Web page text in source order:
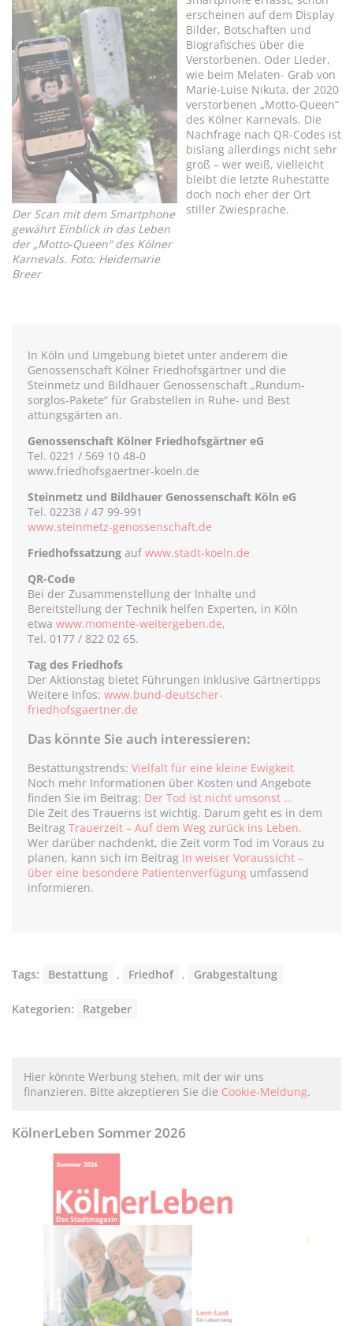
Der Scan mit dem Smartphone
gewährt Einblick in das Leben
der „Motto-Queen“ des Kölner
Karnevals. Foto: Heidemarie
Breer
erscheinen auf dem Display
Bilder, Botschaften und
Biografisches über die
Verstorbenen. Oder Lieder,
wie beim Melaten- Grab von
Marie-Luise Nikuta, der 2020
verstorbenen „Motto-Queen“
des Kölner Karnevals. Die
Nachfrage nach QR-Codes ist
bislang allerdings nicht sehr
groß – wer weiß, vielleicht
bleibt die letzte Ruhestätte
doch noch eher der Ort
stiller Zwiesprache.
In Köln und Umgebung bietet unter anderem die
Genossenschaft Kölner Friedhofsgärtner und die
Steinmetz und Bildhauer Genossenschaft „Rundum-
sorglos-Pakete“ für Grabstellen in Ruhe- und Best
attungsgärten an.
Genossenschaft Kölner Friedhofsgärtner eG
Tel. 0221 / 569 10 48-0
www.friedhofsgaertner-koeln.de
Steinmetz und Bildhauer Genossenschaft Köln eG
Tel. 02238 / 47 99-991
www.steinmetz-genossenschaft.de
Friedhofssatzung auf www.stadt-koeln.de
QR-Code
Bei der Zusammenstellung der Inhalte und
Bereitstellung der Technik helfen Experten, in Köln
etwa www.momente-weitergeben.de,
Tel. 0177 / 822 02 65.
Tag des Friedhofs
Der Aktionstag bietet Führungen inklusive Gärtnertipps
Weitere Infos: www.bund-deutscher-
friedhofsgaertner.de
Das könnte Sie auch interessieren:
Bestattungstrends: Vielfalt für eine kleine Ewigkeit
Noch mehr Informationen über Kosten und Angebote
finden Sie im Beitrag: Der Tod ist nicht umsonst …
Die Zeit des Trauerns ist wichtig. Darum geht es in dem
Beitrag Trauerzeit – Auf dem Weg zurück ins Leben.
Wer darüber nachdenkt, die Zeit vorm Tod im Voraus zu
planen, kann sich im Beitrag In weiser Voraussicht –
über eine besondere Patientenverfügung umfassend
informieren.
Tags: Bestattung , Friedhof , Grabgestaltung
Kategorien: Ratgeber
Hier könnte Werbung stehen, mit der wir uns
finanzieren. Bitte akzeptieren Sie die Cookie-Meldung.
KölnerLeben Sommer 2026